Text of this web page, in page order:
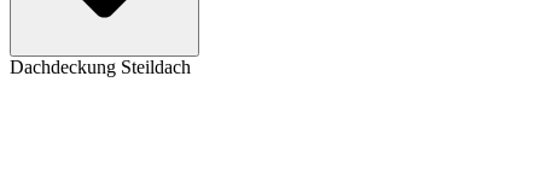
Dachdeckung Steildach